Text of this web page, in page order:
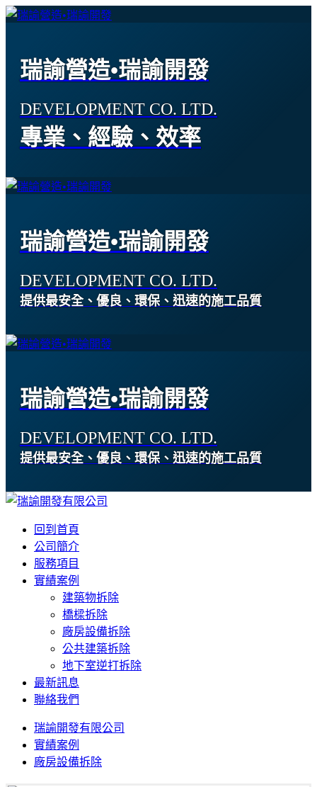
瑞諭營造•瑞諭開發
DEVELOPMENT CO. LTD.
專業、經驗、效率
瑞諭營造•瑞諭開發
DEVELOPMENT CO. LTD.
提供最安全、優良、環保、迅速的施工品質
瑞諭營造•瑞諭開發
DEVELOPMENT CO. LTD.
提供最安全、優良、環保、迅速的施工品質
回到首頁
公司簡介
服務項目
實績案例
建築物拆除
橋樑拆除
廠房設備拆除
公共建築拆除
地下室逆打拆除
最新訊息
聯絡我們
瑞諭開發有限公司
實績案例
廠房設備拆除